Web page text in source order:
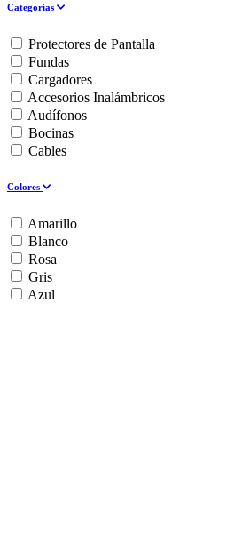
Categorías
Protectores de Pantalla
Fundas
Cargadores
Accesorios Inalámbricos
Audífonos
Bocinas
Cables
Colores
Amarillo
Blanco
Rosa
Gris
Azul